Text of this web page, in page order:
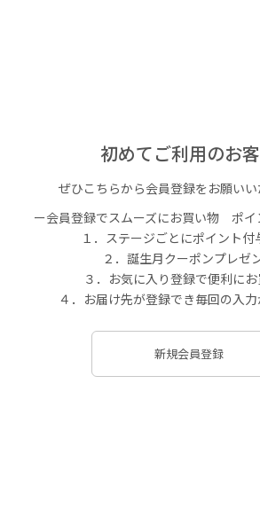
初めてご利用のお
ぜひこちらから会員登録をお願いい
ー会員登録でスムーズにお買い物 ポイ
１．ステージごとにポイント付
２．誕生月クーポンプレゼ
３．お気に入り登録で便利に
４．お届け先が登録でき毎回の入力
新規会員登録